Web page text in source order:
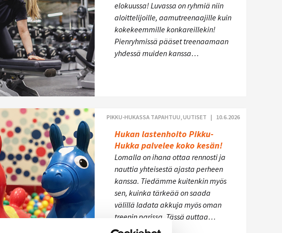
elokuussa! Luvassa on ryhmiä niin
aloittelijoille, aamutreenaajille kuin
kokekeemmille konkareillekin!
Pienryhmissä pääset treenaamaan
yhdessä muiden kanssa…
PIKKU-HUKASSA TAPAHTUU, UUTISET | 10.6.2026
Hukan lastenhoito Pikku-
Hukka palvelee koko kesän!
Lomalla on ihana ottaa rennosti ja
nauttia yhteisestä ajasta perheen
kanssa. Tiedämme kuitenkin myös
sen, kuinka tärkeää on saada
välillä ladata akkuja myös oman
treenin parissa. Tässä auttaa…